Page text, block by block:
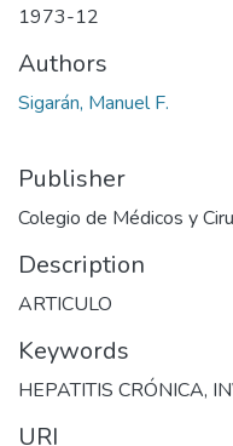
1973-12
Authors
Sigarán, Manuel F.
Publisher
Colegio de Médicos y
Description
ARTICULO
Keywords
HEPATITIS CRÓNICA,
URI